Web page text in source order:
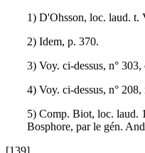
1) D'Ohsson, loc. laud. t.
2) Idem, p. 370.
3) Voy. ci-dessus, n°
4) Voy. ci-dessus, n° 208,
5) Comp. Biot, loc. laud.
Bosphore, par le gén.
[139]